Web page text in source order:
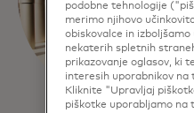
podobne tehnologije
merimo njihovo
obiskovalce in
nekaterih spletnih
prikazovanje oglasov, ki
interesih uporabnikov na
Kliknite "Upravljaj
piškotke uporabljamo na